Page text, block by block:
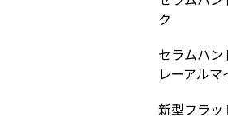
ク
セラムハ
レーアルマ
新型フラ